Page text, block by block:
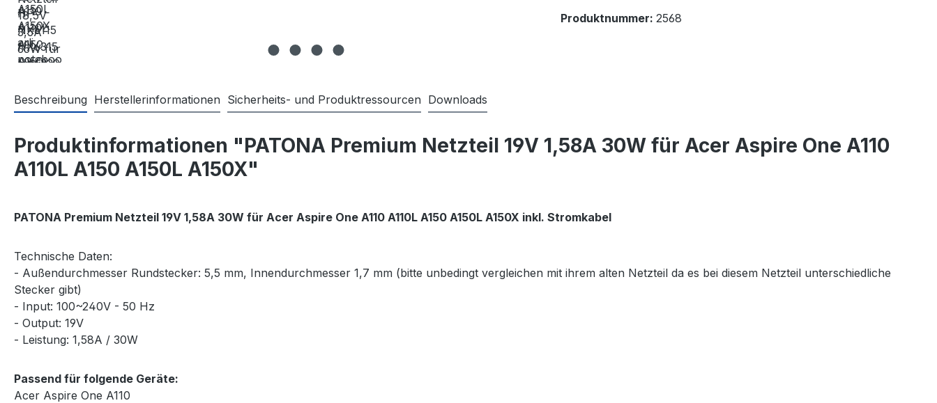
Produktnummer: 2568
Beschreibung Herstellerinformationen Sicherheits- und Produktressourcen Downloads
Produktinformationen "PATONA Premium Netzteil 19V 1,58A 30W für Acer Aspire One A110
A110L A150 A150L A150X"
PATONA Premium Netzteil 19V 1,58A 30W für Acer Aspire One A110 A110L A150 A150L A150X inkl. Stromkabel
Technische Daten:
- Außendurchmesser Rundstecker: 5,5 mm, Innendurchmesser 1,7 mm (bitte unbedingt vergleichen mit ihrem alten Netzteil da es bei diesem Netzteil unterschiedliche
Stecker gibt)
- Input: 100~240V - 50 Hz
- Output: 19V
- Leistung: 1,58A / 30W
Passend für folgende Geräte:
Acer Aspire One A110